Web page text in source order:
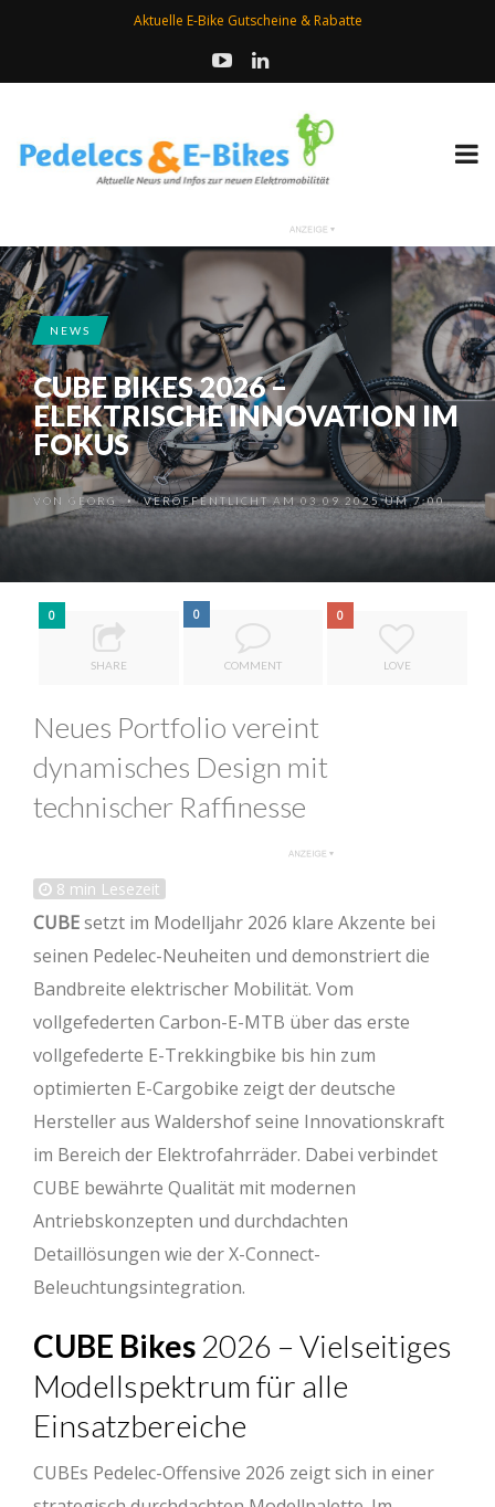
Aktuelle E-Bike Gutscheine & Rabatte
NEWS
CUBE BIKES 2026 –
ELEKTRISCHE INNOVATION IM
FOKUS
VON GEORG •VERÖFFENTLICHT AM 03.09.2025 UM 7:00
0
SHARE
0
COMMENT
0
LOVE
Neues Portfolio vereint
dynamisches Design mit
technischer Raffinesse
8 min Lesezeit
CUBEsetzt im Modelljahr 2026 klare Akzente bei
seinen Pedelec-Neuheiten und demonstriert die
Bandbreite elektrischer Mobilität. Vom
vollgefederten Carbon-E-MTB über das erste
vollgefederte E-Trekkingbike bis hin zum
optimierten E-Cargobike zeigt der deutsche
Hersteller aus Waldershof seine Innovationskraft
im Bereich der Elektrofahrräder. Dabei verbindet
CUBE bewährte Qualität mit modernen
Antriebskonzepten und durchdachten
Detaillösungen wie der X-Connect-
Beleuchtungsintegration.
CUBE Bikes 2026 – Vielseitiges
Modellspektrum für alle
Einsatzbereiche
CUBEs Pedelec-Offensive 2026 zeigt sich in einer